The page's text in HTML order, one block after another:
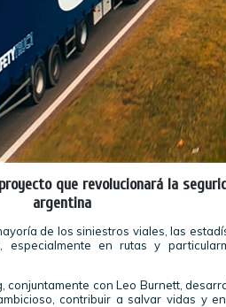
que revolucionará la
argentina
de los siniestros viales, las
especialmente en rutas y
conjuntamente con Leo Burnett,
contribuir a salvar vidas y